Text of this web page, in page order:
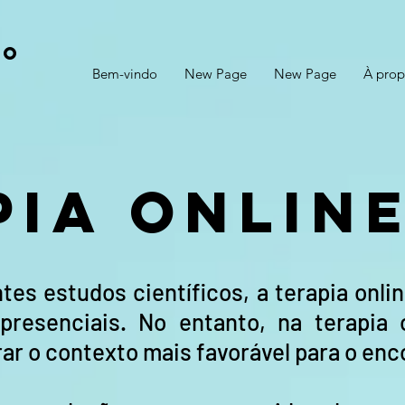
Bem-vindo New Page New Page À
estudos científicos, a terapia
No entanto, na terapia
o contexto mais favorável para o